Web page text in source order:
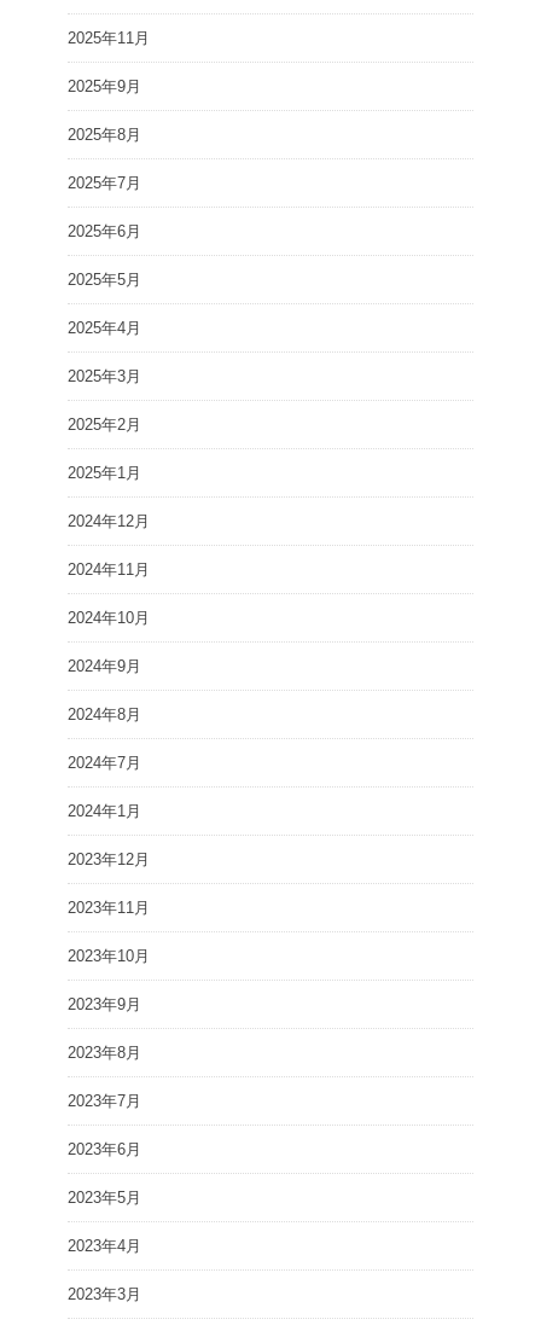
2025年11月
2025年9月
2025年8月
2025年7月
2025年6月
2025年5月
2025年4月
2025年3月
2025年2月
2025年1月
2024年12月
2024年11月
2024年10月
2024年9月
2024年8月
2024年7月
2024年1月
2023年12月
2023年11月
2023年10月
2023年9月
2023年8月
2023年7月
2023年6月
2023年5月
2023年4月
2023年3月